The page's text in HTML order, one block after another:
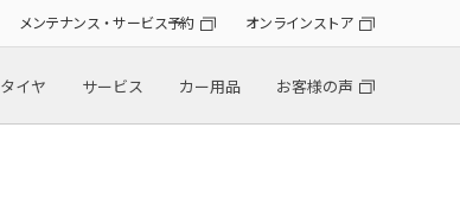
メンテナンス・サービス予約 オンラインストア
タイヤ サービス カー用品 お客様の声